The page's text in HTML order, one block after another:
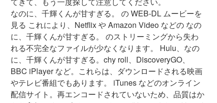
なのに、千輝くんが甘すぎる。 の WEB-DL ムービーを
見る これにより、Netflix や Amazon Video などの なの
に、千輝くんが甘すぎる。 のストリーミングから失わ
れる不完全なファイルが少なくなります。 Hulu、なの
に、千輝くんが甘すぎる。chy roll、DiscoveryGO、
BBC iPlayer など。これらは、ダウンロードされる映画
やテレビ番組でもあります。 iTunes などのオンライン
配信サイト。再エンコードされていないため、品質はか